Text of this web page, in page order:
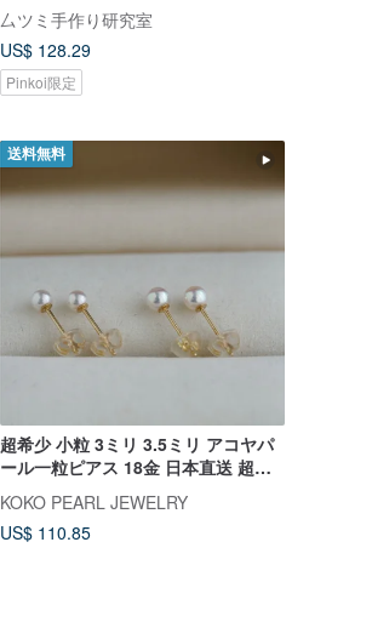
厶ツミ手作り研究室
US$ 128.29
Pinkoi限定
送料無料
超希少 小粒 3ミリ 3.5ミリ アコヤパ
ール一粒ピアス 18金 日本直送 超稀
有 小米珠 3mm 3.5mm Akoya珍珠耳
環 耳釘 耳針 18k金
KOKO PEARL JEWELRY
US$ 110.85